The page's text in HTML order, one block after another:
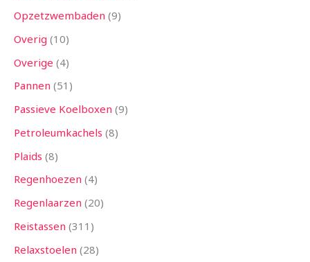
Opzetzwembaden 9
Overig 10
Overige 4
Pannen 51
Passieve Koelboxen 9
Petroleumkachels 8
Plaids 8
Regenhoezen 4
Regenlaarzen 20
Reistassen 311
Relaxstoelen 28